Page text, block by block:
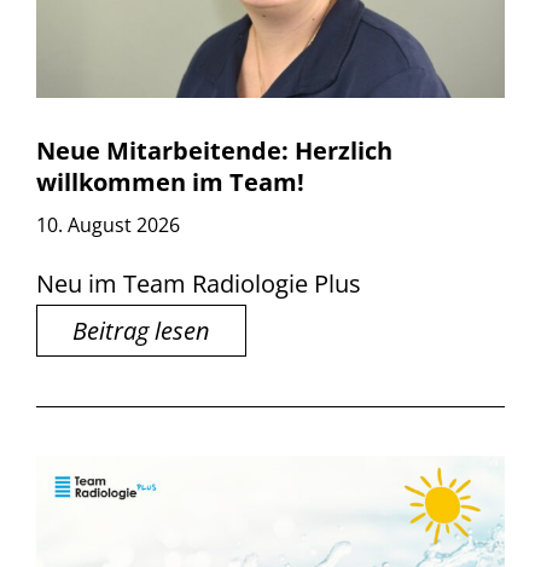
Neue Mitarbeitende: Herzlich
willkommen im Team!
10. August 2026
Neu im Team Radiologie Plus
Beitrag lesen